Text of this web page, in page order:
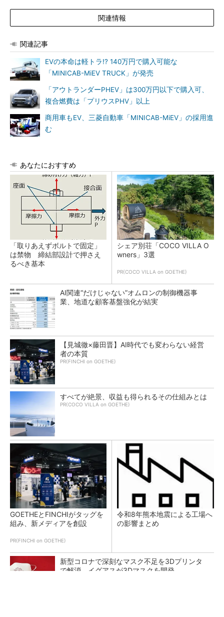
関連情報
関連記事
EVの本命は軽トラ!? 140万円で購入可能な
「MINICAB-MiEV TRUCK」が発売
「アウトランダーPHEV」は300万円以下で購入可、
複合燃費は「プリウスPHV」以上
商用車もEV、三菱自動車「MINICAB-MiEV」の採用進
む
あなたにおすすめ
「取りあえずボルトで固定」
は禁物 締結部設計で押さえ
るべき基本
シェア別荘「COCO VILLA O
wners」3選
PR(COCO VILLA on GOETHE)
AI関連“だけじゃない”オムロンの制御機器事
業、地道な顧客基盤強化が結実
【見城徹×藤田晋】AI時代でも変わらない経営
者の本質
PR(FINCHI on GOETHE)
すべてが絶景、収益も得られるその仕組みとは
PR(COCO VILLA on GOETHE)
GOETHEとFINCHIがタッグを
組み、新メディアを創設
PR(FINCHI on GOETHE)
令和8年熊本地震による工場へ
の影響まとめ
新型コロナで深刻なマスク不足を3Dプリンタ
で解消、イグアスが3Dマスクを開発